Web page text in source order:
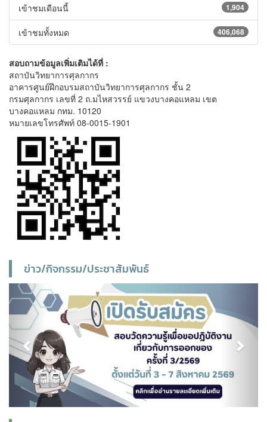
1,904
เข้าชมเดือนนี้
406,068
เข้าชมทั้งหมด
สอบถามข้อมูลเพิ่มเติมได้ที่ :
สถาบันวิทยาการศุลกากร
อาคารศูนย์ฝึกอบรมสถาบันวิทยาการศุลกากร ชั้น 2
กรมศุลกากร เลขที่ 2 ถ.มไหสวรรย์ แขวงบางคอแหลม เขต
บางคอแหลม กทม. 10120
หมายเลขโทรศัพท์ 08-0015-1901
ข่าว/กิจกรรม/ประชาสัมพันธ์
Previous